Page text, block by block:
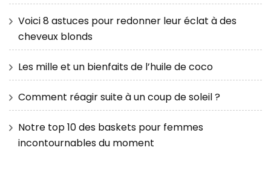
Voici 8 astuces pour redonner leur éclat à des
cheveux blonds
Les mille et un bienfaits de l’huile de coco
Comment réagir suite à un coup de soleil ?
Notre top 10 des baskets pour femmes
incontournables du moment